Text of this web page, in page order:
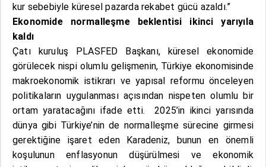
kur sebebiyle küresel pazarda rekabet gücü azaldı.”
Ekonomide normalleşme beklentisi ikinci yarıyıla
kaldı
Çatı kuruluş PLASFED Başkanı, küresel ekonomide
görülecek nispi olumlu gelişmenin, Türkiye ekonomisinde
makroekonomik istikrarı ve yapısal reformu önceleyen
politikaların uygulanması açısından nispeten olumlu bir
ortam yaratacağını ifade etti. 2025’in ikinci yarısında
dünya gibi Türkiye’nin de normalleşme sürecine girmesi
gerektiğine işaret eden Karadeniz, bunun en önemli
koşulunun enflasyonun düşürülmesi ve ekonomik